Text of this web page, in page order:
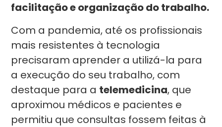
facilitação e organização do trabalho.
Com a pandemia, até os profissionais
mais resistentes à tecnologia
precisaram aprender a utilizá-la para
a execução do seu trabalho, com
destaque para a telemedicina, que
aproximou médicos e pacientes e
permitiu que consultas fossem feitas à